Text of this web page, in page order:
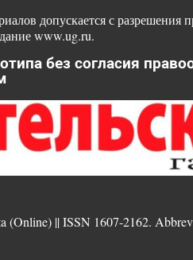
допускается с разрешения
www.ug.ru.
без согласия
(Online) || ISSN 1607-2162.